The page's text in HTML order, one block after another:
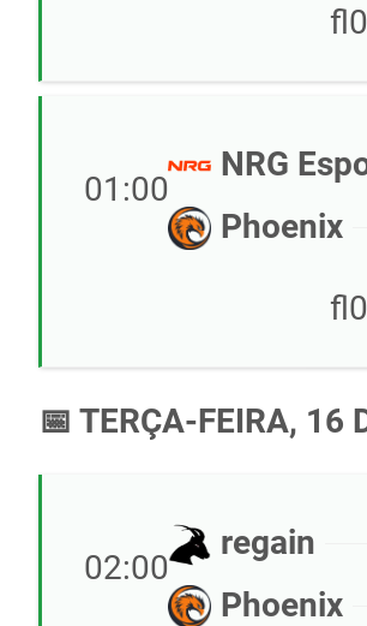
01:00
NRG
Phoenix
📅 TERÇA-FEIRA, 16
02:00
regain
Phoenix